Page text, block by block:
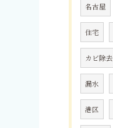
名古屋
住宅
カビ除去
漏水
港区